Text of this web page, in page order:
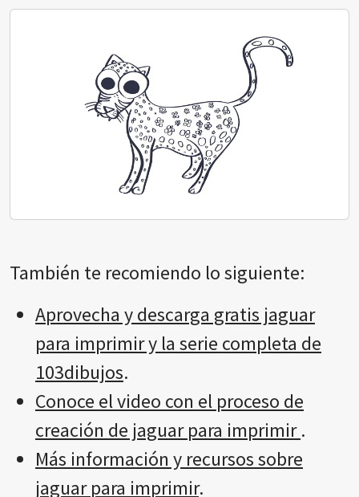
También te recomiendo lo siguiente:
Aprovecha y descarga gratis jaguar
para imprimir y la serie completa de
103dibujos.
Conoce el video con el proceso de
creación de jaguar para imprimir.
Más información y recursos sobre
jaguar para imprimir.